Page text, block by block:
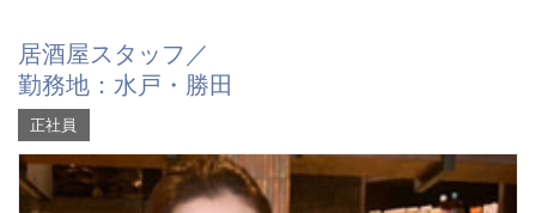
居酒屋スタッフ／
勤務地：水戸・勝田
正社員